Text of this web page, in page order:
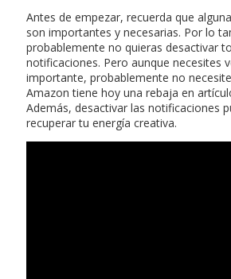
Antes de empezar, recuerda que
son importantes y necesarias. Por lo
probablemente no quieras desactivar
notificaciones. Pero aunque necesites
importante, probablemente no
Amazon tiene hoy una rebaja en
Además, desactivar las notificaciones
recuperar tu energía creativa.